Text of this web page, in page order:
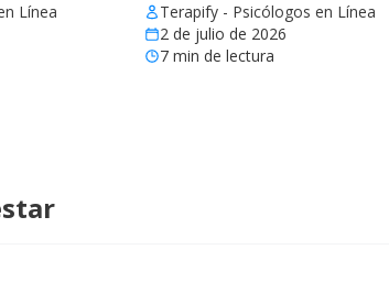
Línea
Terapify - Psicólogos en Línea
2 de julio de 2026
7min de lectura